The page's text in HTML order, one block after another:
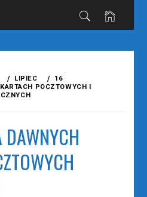
LIPIEC
16
POCZTOWYCH I